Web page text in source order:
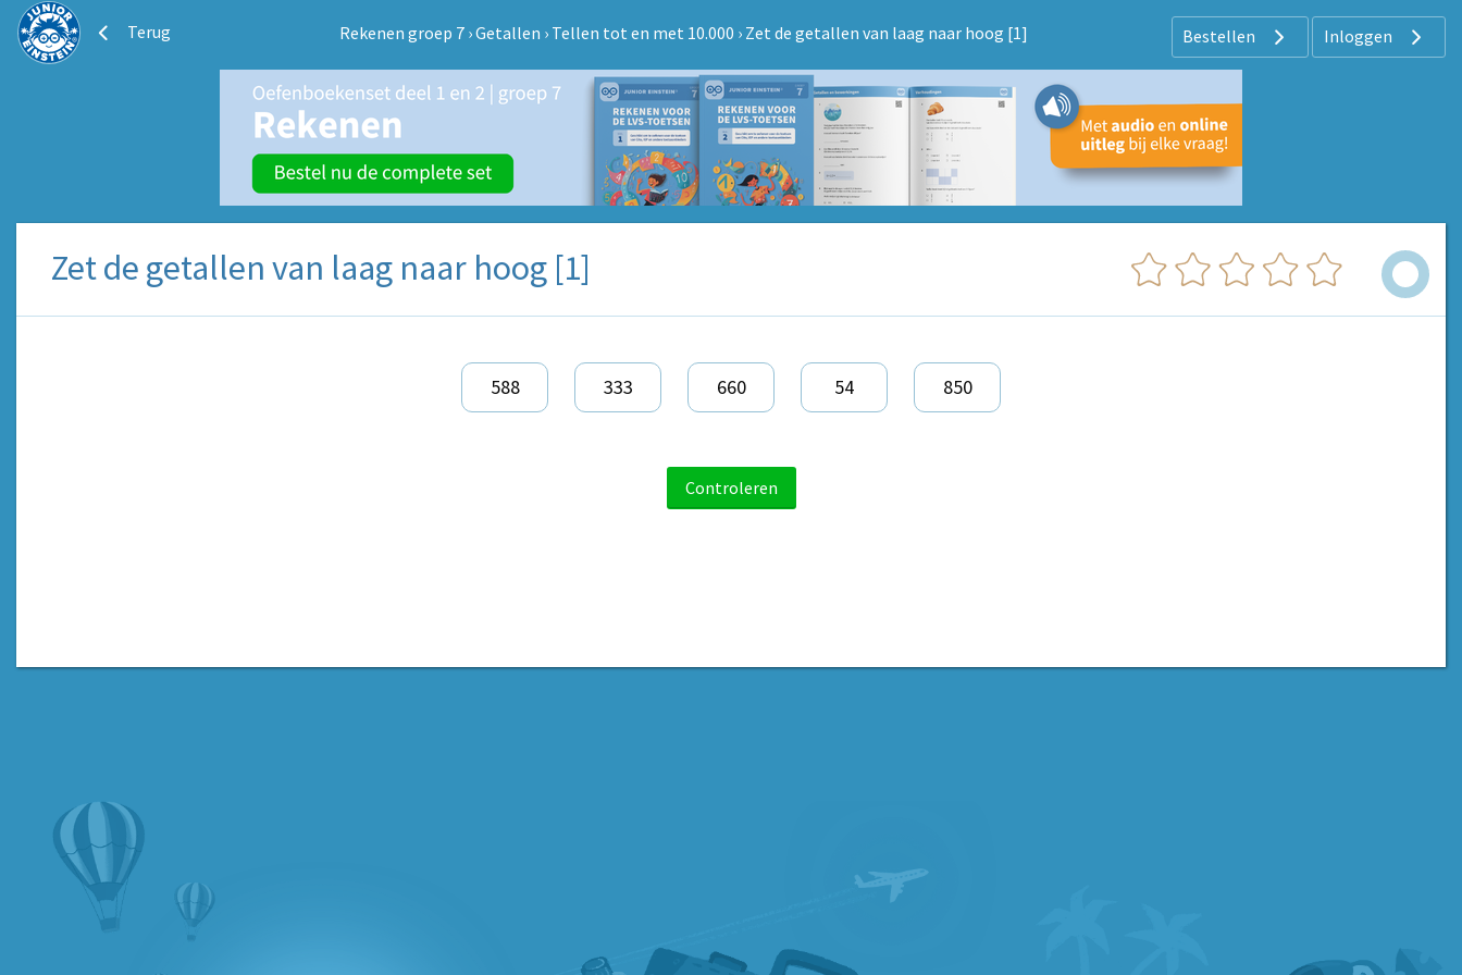
Terug Rekenen groep 7 ›Getallen › Tellen tot en met 10.000 › Zet de getallen van laag naar hoog [1] Bestellen Inloggen
Zet de getallen van laag naar hoog [1]
588 333 660 54 850